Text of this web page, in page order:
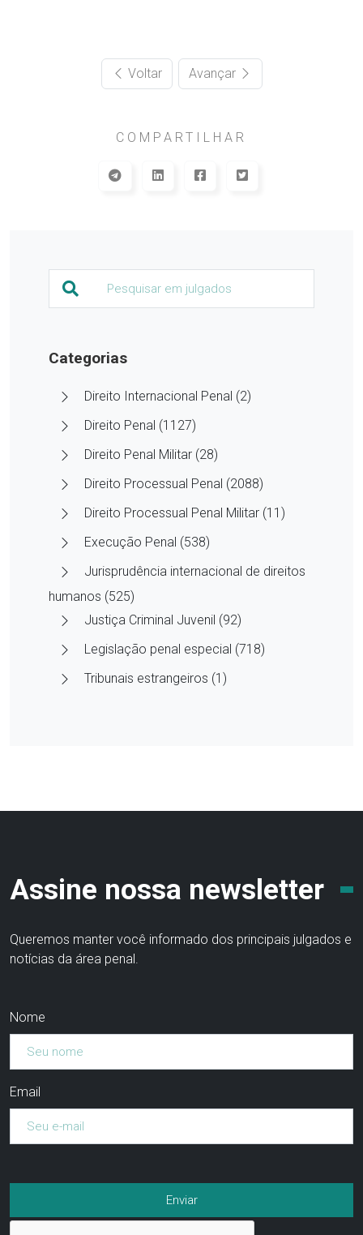
Voltar Avançar
COMPARTILHAR
Categorias
Direito Internacional Penal (2)
Direito Penal (1127)
Direito Penal Militar (28)
Direito Processual Penal (2088)
Direito Processual Penal Militar (11)
Execução Penal (538)
Jurisprudência internacional de direitos
humanos (525)
Justiça Criminal Juvenil (92)
Legislação penal especial (718)
Tribunais estrangeiros (1)
Assine nossa newsletter
Queremos manter você informado dos principais julgados e
notícias da área penal.
Nome
Email